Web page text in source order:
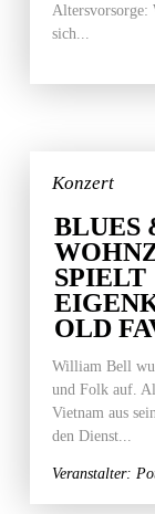
Altersvorsorge:
sich...
Konzert
BLUES
SPIELT
OLD
William Bell
und Folk auf.
Vietnam aus
den Dienst...
Veranstalter: